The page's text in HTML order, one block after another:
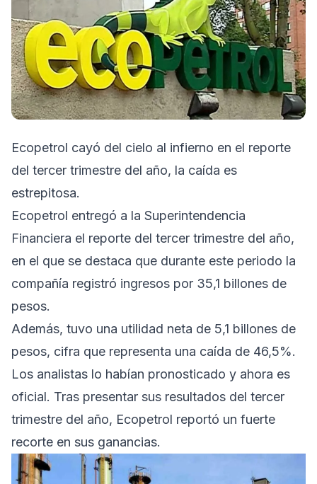
Ecopetrol cayó del cielo al infierno en el reporte
del tercer trimestre del año, la caída es
estrepitosa.
Ecopetrol entregó a la Superintendencia
Financiera el reporte del tercer trimestre del año,
en el que se destaca que durante este periodo la
compañía registró ingresos por 35,1 billones de
pesos.
Además, tuvo una utilidad neta de 5,1 billones de
pesos, cifra que representa una caída de 46,5%.
Los analistas lo habían pronosticado y ahora es
oficial. Tras presentar sus resultados del tercer
trimestre del año, Ecopetrol reportó un fuerte
recorte en sus ganancias.